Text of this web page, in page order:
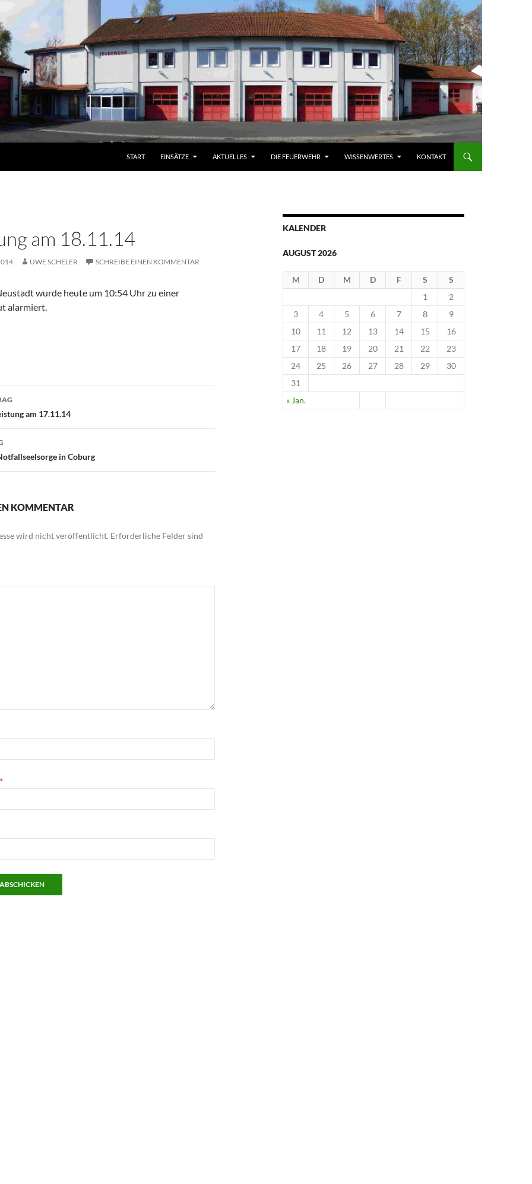
START EINSÄTZE AKTUELLES DIE FEUERWEHR WISSENWERTES KONTAKT
am 18.11.14
UWE SCHELER SCHREIBE EINEN KOMMENTAR
wurde heute um 10:54 Uhr zu einer
alarmiert.
am 17.11.14
in Coburg
KOMMENTAR
wird nicht veröffentlicht. Erforderliche Felder sind
*
KALENDER
AUGUST 2026
M D M D F S S
« Jan.
1
2
3
4 5 6 7 8
9
10
11 12 13 14 15
16
17
18 19 20 21 22
23
24
25 26 27 28 29
30
31